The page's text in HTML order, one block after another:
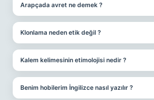
Arapçada avret ne demek ?
Klonlama neden etik değil ?
Kalem kelimesinin etimolojisi nedir ?
Benim hobilerim İngilizce nasıl yazılır ?